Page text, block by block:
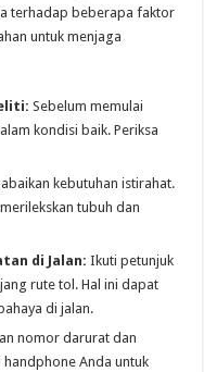
terhadap beberapa faktor
untuk menjaga
Sebelum memulai
kondisi baik. Periksa
kebutuhan istirahat.
tubuh dan
di Jalan: Ikuti petunjuk
rute tol. Hal ini dapat
di jalan.
nomor darurat dan
Anda untuk